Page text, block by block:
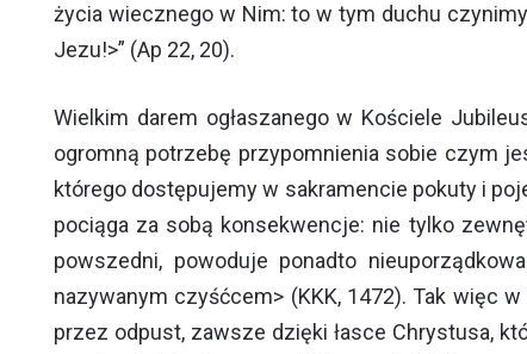
życia wiecznego w Nim: to w tym duchu
Jezu!>” (Ap 22, 20).
Wielkim darem ogłaszanego w Kościele
ogromną potrzebę przypomnienia sobie czym
którego dostępujemy w sakramencie pokuty i
pociąga za sobą konsekwencje: nie tylko
powszedni, powoduje ponadto
nazywanym czyśćcem> (KKK, 1472). Tak więc
przez odpust, zawsze dzięki łasce Chrystusa,